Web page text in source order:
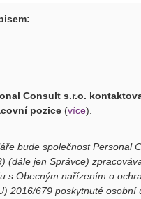
Consult s.r.o.
pozice (více)
bude společnost Personal
(dále jen Správce)
s Obecným nařízením o
2016/679 poskytnuté osobní